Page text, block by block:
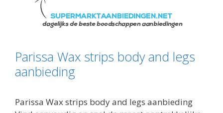
Parissa Wax strips body and legs
aanbieding
Parissa Wax strips body and legs aanbieding